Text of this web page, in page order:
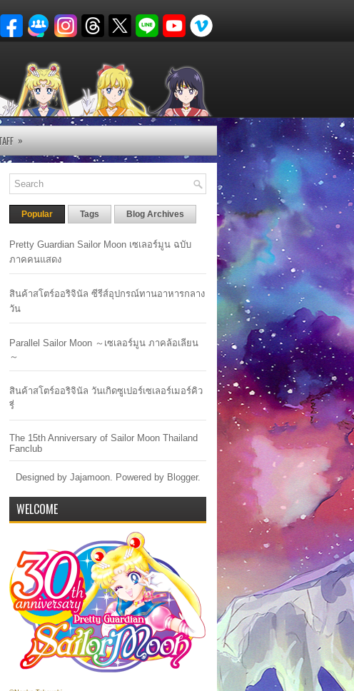
»
Popular Tags Blog Archives
Pretty Guardian Sailor Moon เซเลอร์มูน ฉบับ
ภาคคนแสดง
สินค้าสโตร์ออริจินัล ซีรีส์อุปกรณ์ทานอาหารกลาง
วัน
Parallel Sailor Moon ～เซเลอร์มูน ภาคล้อเลียน
～
สินค้าสโตร์ออริจินัล วันเกิดซูเปอร์เซเลอร์เมอร์คิว
รี่
The 15th Anniversary of Sailor Moon Thailand
Fanclub
Designed by Jajamoon. Powered by Blogger.
WELCOME